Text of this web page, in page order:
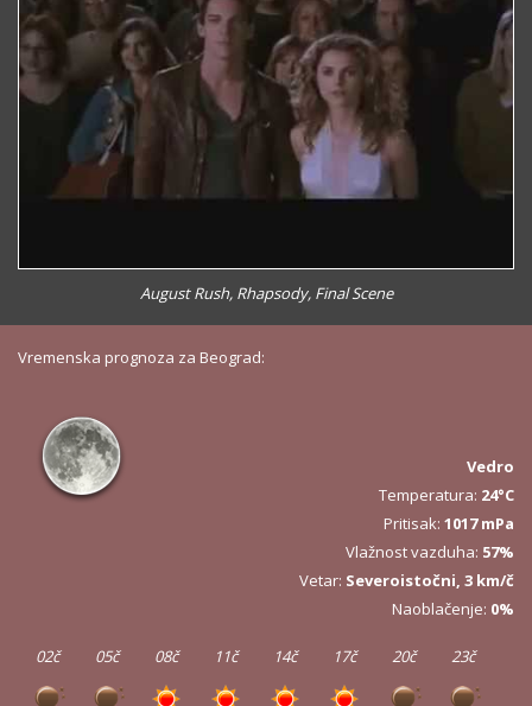
August Rush, Rhapsody, Final Scene
Vremenska prognoza za Beograd:
Vedro
Temperatura: 24°C
Pritisak: 1017 mPa
Vlažnost vazduha: 57%
Vetar: Severoistočni, 3 km/č
Naoblačenje: 0%
02č 05č 08č 11č 14č 17č 20č 23č